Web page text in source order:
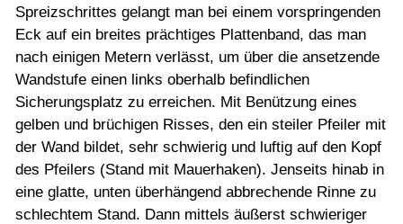
Spreizschrittes gelangt man bei einem vorspringenden
Eck auf ein breites prächtiges Plattenband, das man
nach einigen Metern verlässt, um über die ansetzende
Wandstufe einen links oberhalb befindlichen
Sicherungsplatz zu erreichen. Mit Benützung eines
gelben und brüchigen Risses, den ein steiler Pfeiler mit
der Wand bildet, sehr schwierig und luftig auf den Kopf
des Pfeilers (Stand mit Mauerhaken). Jenseits hinab in
eine glatte, unten überhängend abbrechende Rinne zu
schlechtem Stand. Dann mittels äußerst schwieriger